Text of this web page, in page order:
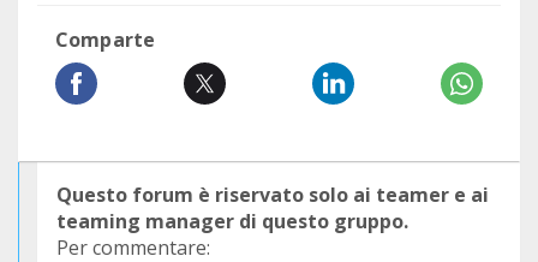
Comparte
Questo forum è riservato solo ai teamer e ai
teaming manager di questo gruppo.
Per commentare: